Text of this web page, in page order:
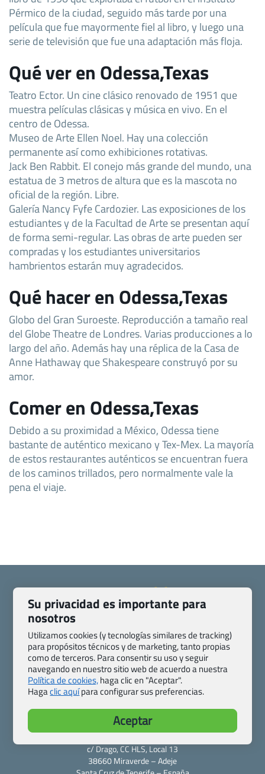
Pérmico de la ciudad, seguido más tarde por una
película que fue mayormente fiel al libro, y luego una
serie de televisión que fue una adaptación más floja.
Qué ver en Odessa,Texas
Teatro Ector. Un cine clásico renovado de 1951 que
muestra películas clásicas y música en vivo. En el
centro de Odessa.
Museo de Arte Ellen Noel. Hay una colección
permanente así como exhibiciones rotativas.
Jack Ben Rabbit. El conejo más grande del mundo, una
estatua de 3 metros de altura que es la mascota no
oficial de la región. Libre.
Galería Nancy Fyfe Cardozier. Las exposiciones de los
estudiantes y de la Facultad de Arte se presentan aquí
de forma semi-regular. Las obras de arte pueden ser
compradas y los estudiantes universitarios
hambrientos estarán muy agradecidos.
Qué hacer en Odessa,Texas
Globo del Gran Suroeste. Reproducción a tamaño real
del Globe Theatre de Londres. Varias producciones a lo
largo del año. Además hay una réplica de la Casa de
Anne Hathaway que Shakespeare construyó por su
amor.
Comer en Odessa,Texas
Debido a su proximidad a México, Odessa tiene
bastante de auténtico mexicano y Tex-Mex. La mayoría
de estos restaurantes auténticos se encuentran fuera
de los caminos trillados, pero normalmente vale la
pena el viaje.
Pasaporte, Visado, Salud y otras disposiciones específicas
Blog de Viajes.com
Registro de agencias
Preguntas frecuentes
Condiciones generales
Política de privacidad y cookies
Transparencia
Todas las páginas – sitemap
Viajes.com
c/ Drago, CC HLS, Local 13
38660 Miraverde – Adeje
Su privacidad es importante para
nosotros
Utilizamos cookies (y tecnologías similares de tracking)
para propósitos técnicos y de marketing, tanto propias
como de terceros. Para consentir su uso y seguir
navegando en nuestro sitio web de acuerdo a nuestra
Política de cookies,haga clic en "Aceptar".
Hagaclic aquípara configurar sus preferencias.
Aceptar